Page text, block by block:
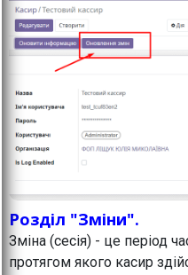
Розділ "Зміни".
Зміна (сесія) - це період
протягом якого касир